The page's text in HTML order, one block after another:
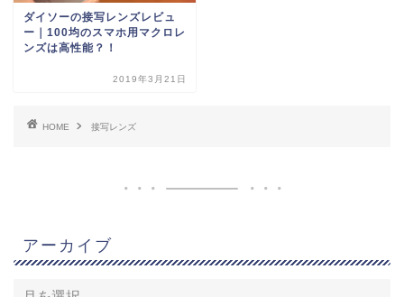
ダイソーの接写レンズレビュ
ー｜100均のスマホ用マクロレ
ンズは高性能？！
2019年3月21日
HOME 接写レンズ
アーカイブ